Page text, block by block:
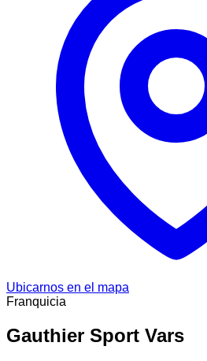
Ubicarnos en el mapa
Franquicia
Gauthier Sport Vars